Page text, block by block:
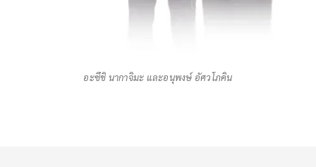
อะซึชิ นากาจิมะ และอนุพงษ์ อัศวโภคิน